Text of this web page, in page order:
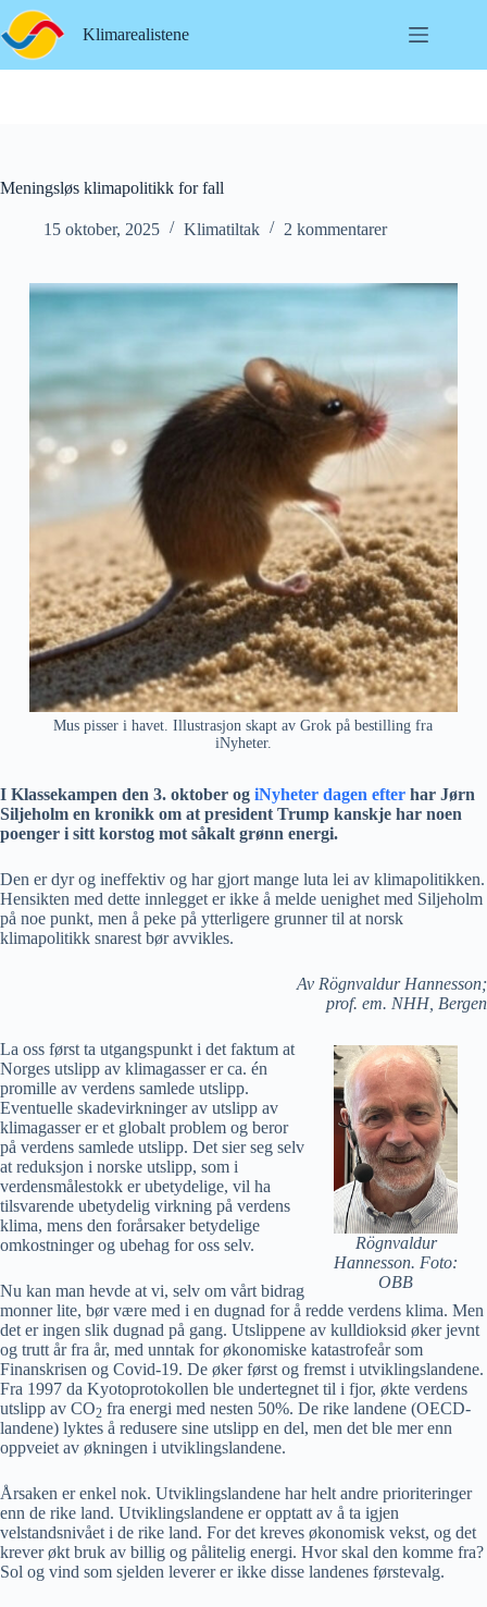
Hopp
til
innholdet
Klimarealistene
Meningsløs klimapolitikk for fall
15 oktober, 2025 Klimatiltak 2 kommentarer
Mus pisser i havet. Illustrasjon skapt av Grok på bestilling fra
iNyheter.
I Klassekampen den 3. oktober og iNyheter dagen efter har Jørn
Siljeholm en kronikk om at president Trump kanskje har noen
poenger i sitt korstog mot såkalt grønn energi.
Den er dyr og ineffektiv og har gjort mange luta lei av klimapolitikken.
Hensikten med dette innlegget er ikke å melde uenighet med Siljeholm
på noe punkt, men å peke på ytterligere grunner til at norsk
klimapolitikk snarest bør avvikles.
Av Rögnvaldur Hannesson;
prof. em. NHH, Bergen
Rögnvaldur
Hannesson. Foto:
OBB
La oss først ta utgangspunkt i det faktum at
Norges utslipp av klimagasser er ca. én
promille av verdens samlede utslipp.
Eventuelle skadevirkninger av utslipp av
klimagasser er et globalt problem og beror
på verdens samlede utslipp. Det sier seg selv
at reduksjon i norske utslipp, som i
verdensmålestokk er ubetydelige, vil ha
tilsvarende ubetydelig virkning på verdens
klima, mens den forårsaker betydelige
omkostninger og ubehag for oss selv.
Nu kan man hevde at vi, selv om vårt bidrag
monner lite, bør være med i en dugnad for å redde verdens klima. Men
det er ingen slik dugnad på gang. Utslippene av kulldioksid øker jevnt
og trutt år fra år, med unntak for økonomiske katastrofeår som
Finanskrisen og Covid-19. De øker først og fremst i utviklingslandene.
Fra 1997 da Kyotoprotokollen ble undertegnet til i fjor, økte verdens
utslipp av CO2 fra energi med nesten 50%. De rike landene (OECD-
landene) lyktes å redusere sine utslipp en del, men det ble mer enn
oppveiet av økningen i utviklingslandene.
Årsaken er enkel nok. Utviklingslandene har helt andre prioriteringer
enn de rike land. Utviklingslandene er opptatt av å ta igjen
velstandsnivået i de rike land. For det kreves økonomisk vekst, og det
krever økt bruk av billig og pålitelig energi. Hvor skal den komme fra?
Sol og vind som sjelden leverer er ikke disse landenes førstevalg.